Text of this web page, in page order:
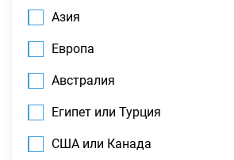
Азия
Европа
Австралия
Египет или Турция
США или Канада